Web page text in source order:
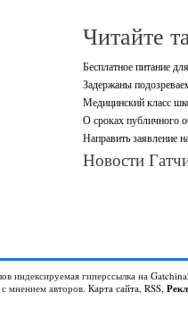
Читайте
Бесплатное питание
Задержаны
Медицинский класс
О сроках публичного
Направить заявление
Новости
индексируемая гиперссылка на
мнением авторов. Карта сайта, RSS,